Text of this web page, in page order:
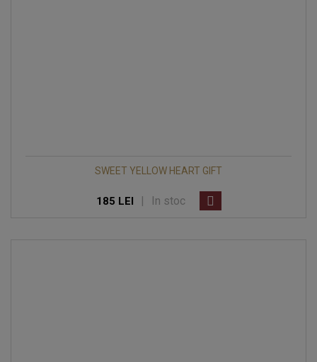
SWEET YELLOW HEART GIFT
185 LEI In stoc